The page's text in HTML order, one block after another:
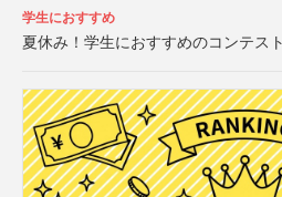
学生におすすめ
夏休み！学生におすすめのコンテス